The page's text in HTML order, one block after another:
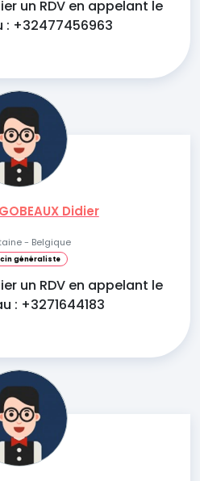
un RDV en appelant le
: +32477456963
Didier
- Belgique
généraliste
un RDV en appelant le
: +3271644183